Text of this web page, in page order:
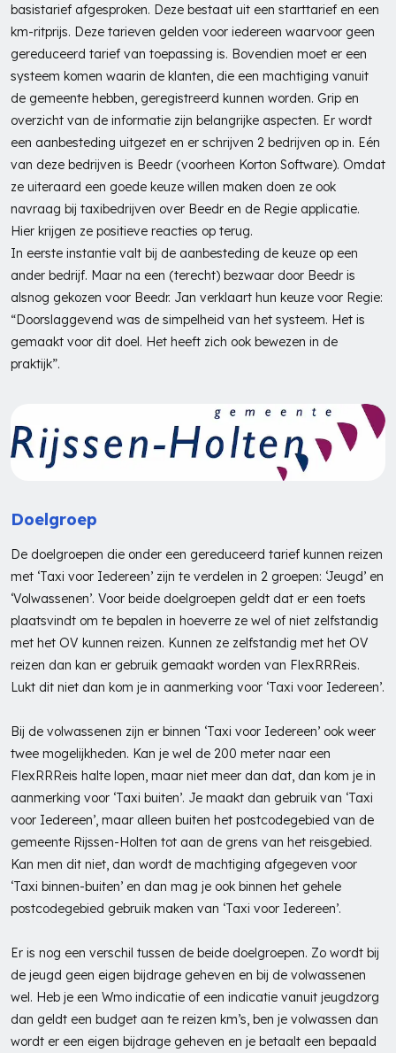
basistarief afgesproken. Deze bestaat uit een starttarief en een
km-ritprijs. Deze tarieven gelden voor iedereen waarvoor geen
gereduceerd tarief van toepassing is. Bovendien moet er een
systeem komen waarin de klanten, die een machtiging vanuit
de gemeente hebben, geregistreerd kunnen worden. Grip en
overzicht van de informatie zijn belangrijke aspecten. Er wordt
een aanbesteding uitgezet en er schrijven 2 bedrijven op in. Eén
van deze bedrijven is Beedr (voorheen Korton Software). Omdat
ze uiteraard een goede keuze willen maken doen ze ook
navraag bij taxibedrijven over Beedr en de Regie applicatie.
Hier krijgen ze positieve reacties op terug.
In eerste instantie valt bij de aanbesteding de keuze op een
ander bedrijf. Maar na een (terecht) bezwaar door Beedr is
alsnog gekozen voor Beedr. Jan verklaart hun keuze voor Regie:
“Doorslaggevend was de simpelheid van het systeem. Het is
gemaakt voor dit doel. Het heeft zich ook bewezen in de
praktijk”.
Doelgroep
De doelgroepen die onder een gereduceerd tarief kunnen reizen
met ‘Taxi voor Iedereen’ zijn te verdelen in 2 groepen: ‘Jeugd’ en
‘Volwassenen’. Voor beide doelgroepen geldt dat er een toets
plaatsvindt om te bepalen in hoeverre ze wel of niet zelfstandig
met het OV kunnen reizen. Kunnen ze zelfstandig met het OV
reizen dan kan er gebruik gemaakt worden van FlexRRReis.
Lukt dit niet dan kom je in aanmerking voor ‘Taxi voor Iedereen’.
Bij de volwassenen zijn er binnen ‘Taxi voor Iedereen’ ook weer
twee mogelijkheden. Kan je wel de 200 meter naar een
FlexRRReis halte lopen, maar niet meer dan dat, dan kom je in
aanmerking voor ‘Taxi buiten’. Je maakt dan gebruik van ‘Taxi
voor Iedereen’, maar alleen buiten het postcodegebied van de
gemeente Rijssen-Holten tot aan de grens van het reisgebied.
Kan men dit niet, dan wordt de machtiging afgegeven voor
‘Taxi binnen-buiten’ en dan mag je ook binnen het gehele
postcodegebied gebruik maken van ‘Taxi voor Iedereen’.
Er is nog een verschil tussen de beide doelgroepen. Zo wordt bij
de jeugd geen eigen bijdrage geheven en bij de volwassenen
wel. Heb je een Wmo indicatie of een indicatie vanuit jeugdzorg
dan geldt een budget aan te reizen km’s, ben je volwassen dan
wordt er een eigen bijdrage geheven en je betaalt een bepaald